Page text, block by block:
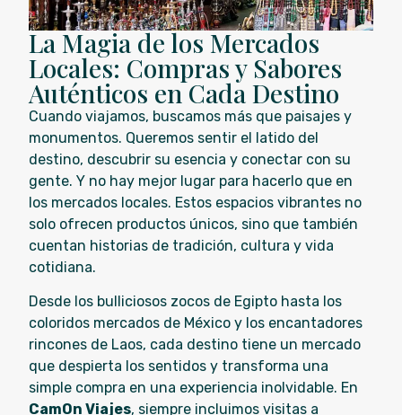
La Magia de los Mercados
Locales: Compras y Sabores
Auténticos en Cada Destino
Cuando viajamos, buscamos más que paisajes y
monumentos. Queremos sentir el latido del
destino, descubrir su esencia y conectar con su
gente. Y no hay mejor lugar para hacerlo que en
los mercados locales. Estos espacios vibrantes no
solo ofrecen productos únicos, sino que también
cuentan historias de tradición, cultura y vida
cotidiana.
Desde los bulliciosos zocos de Egipto hasta los
coloridos mercados de México y los encantadores
rincones de Laos, cada destino tiene un mercado
que despierta los sentidos y transforma una
simple compra en una experiencia inolvidable. En
CamOn Viajes, siempre incluimos visitas a